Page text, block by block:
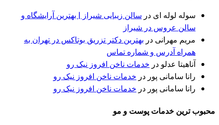
سوله لوله ای در سالن زیبایی شیراز | بهترین آرایشگاه و
سالن عروس در شیراز
مریم مهرانی در بهترین دکتر تزریق بوتاکس در تهران به
همراه آدرس و شماره تماس
آناهیتا عدلو در خدمات ناخن افروز نیک رو
رانا سامانی پور در خدمات ناخن افروز نیک رو
رانا سامانی پور در خدمات ناخن افروز نیک رو
محبوب ترین خدمات پوست و مو